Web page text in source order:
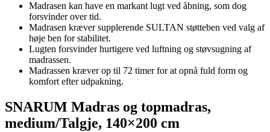
Madrasen kan have en markant lugt ved åbning, som dog
forsvinder over tid.
Madrasen kræver supplerende SULTAN støtteben ved valg af
høje ben for stabilitet.
Lugten forsvinder hurtigere ved luftning og støvsugning af
madrassen.
Madrassen kræver op til 72 timer for at opnå fuld form og
komfort efter udpakning.
SNARUM Madras og topmadras,
medium/Talgje, 140×200 cm